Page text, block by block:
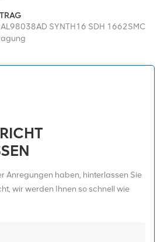
SYNTH16 SDH 1662SMC
Anregungen haben, hinterlassen Sie
wir werden Ihnen so schnell wie